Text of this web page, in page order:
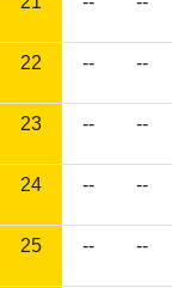
22 -- --
23 -- --
24 -- --
25 -- --